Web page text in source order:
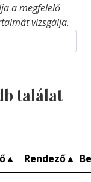
a megfelelő
vizsgálja.
találat
▲ Rendező▲